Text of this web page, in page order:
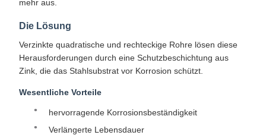
mehr aus.
Die Lösung
Verzinkte quadratische und rechteckige Rohre lösen diese
Herausforderungen durch eine Schutzbeschichtung aus
Zink, die das Stahlsubstrat vor Korrosion schützt.
Wesentliche Vorteile
hervorragende Korrosionsbeständigkeit
Verlängerte Lebensdauer